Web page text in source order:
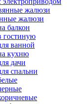
жалюзи
жалюзи
балкон
гостиную
ванной
кухню
дачи
спальни